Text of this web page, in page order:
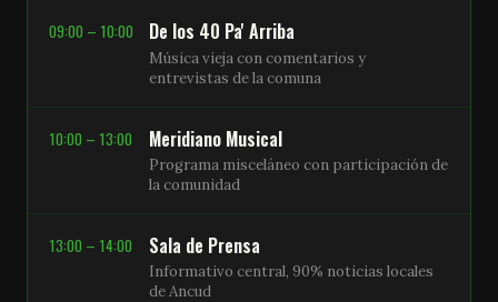
09:00 – 10:00 De los 40 Pa' Arriba
Música vieja con comentarios y
entrevistas de la comuna
10:00 – 13:00 Meridiano Musical
Programa misceláneo con participación de
la comunidad
13:00 – 14:00 Sala de Prensa
Informativo central, 90% noticias locales
de Ancud